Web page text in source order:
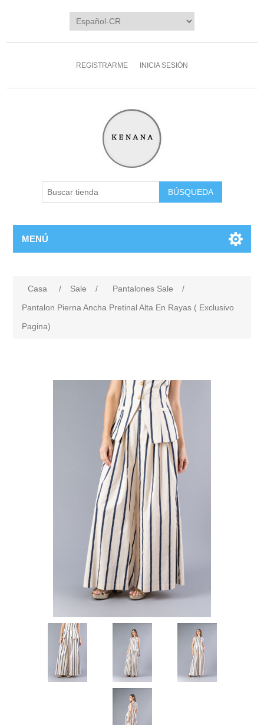
REGISTRARME INICIA SESIÓN
MENÚ
Casa / Sale / Pantalones Sale
/
Pantalon Pierna Ancha Pretinal Alta En Rayas ( Exclusivo
Pagina)